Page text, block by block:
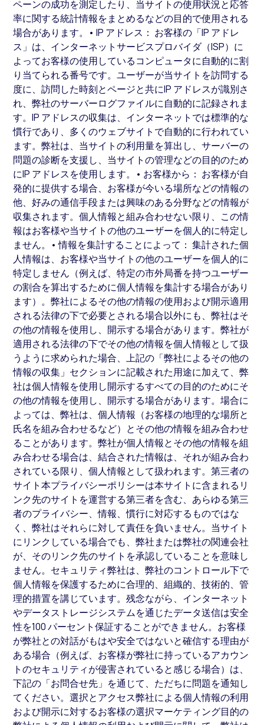
ペーンの成功を測定したり、当サイトの使用状況と応答
率に関する統計情報をまとめるなどの目的で使用される
場合があります。• IP アドレス： お客様の「IP アドレ
ス」は、インターネットサービスプロバイダ（ISP）に
よってお客様の使用しているコンピュータに自動的に割
り当てられる番号です。ユーザーが当サイトを訪問する
度に、訪問した時刻とページと共にIP アドレスが識別さ
れ、弊社のサーバーログファイルに自動的に記録されま
す。IP アドレスの収集は、インターネットでは標準的な
慣行であり、多くのウェブサイトで自動的に行われてい
ます。弊社は、当サイトの利用量を算出し、サーバーの
問題の診断を支援し、当サイトの管理などの目的のため
にIP アドレスを使用します。• お客様から： お客様が自
発的に提供する場合、お客様が今いる場所などの情報の
他、好みの通信手段または興味のある分野などの情報が
収集されます。個人情報と組み合わせない限り、この情
報はお客様や当サイトの他のユーザーを個人的に特定し
ません。• 情報を集計することによって： 集計された個
人情報は、お客様や当サイトの他のユーザーを個人的に
特定しません（例えば、特定の市外局番を持つユーザー
の割合を算出するために個人情報を集計する場合があり
ます）。弊社によるその他の情報の使用および開示適用
される法律の下で必要とされる場合以外にも、弊社はそ
の他の情報を使用し、開示する場合があります。弊社が
適用される法律の下でその他の情報を個人情報として扱
うように求められた場合、上記の「弊社によるその他の
情報の収集」セクションに記載された用途に加えて、弊
社は個人情報を使用し開示するすべての目的のためにそ
の他の情報を使用し、開示する場合があります。場合に
よっては、弊社は、個人情報（お客様の地理的な場所と
氏名を組み合わせるなど）とその他の情報を組み合わせ
ることがあります。弊社が個人情報とその他の情報を組
み合わせる場合は、結合された情報は、それが組み合わ
されている限り、個人情報として扱われます。第三者の
サイト本プライバシーポリシーは本サイトに含まれるリ
ンク先のサイトを運営する第三者を含む、あらゆる第三
者のプライバシー、情報、慣行に対応するものではな
く、弊社はそれらに対して責任を負いません。当サイト
にリンクしている場合でも、弊社または弊社の関連会社
が、そのリンク先のサイトを承認していることを意味し
ません。セキュリティ弊社は、弊社のコントロール下で
個人情報を保護するために合理的、組織的、技術的、管
理的措置を講じています。残念ながら、インターネット
やデータストレージシステムを通じたデータ送信は安全
性を100 パーセント保証することができません。お客様
が弊社との対話がもはや安全ではないと確信する理由が
ある場合（例えば、お客様が弊社に持っているアカウン
トのセキュリティが侵害されていると感じる場合）は、
下記の「お問合せ先」を通じて、ただちに問題を通知し
てください。選択とアクセス弊社による個人情報の利用
および開示に対するお客様の選択マーケティング目的の